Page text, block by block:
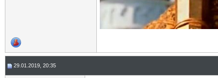
29.01.2019, 20:35